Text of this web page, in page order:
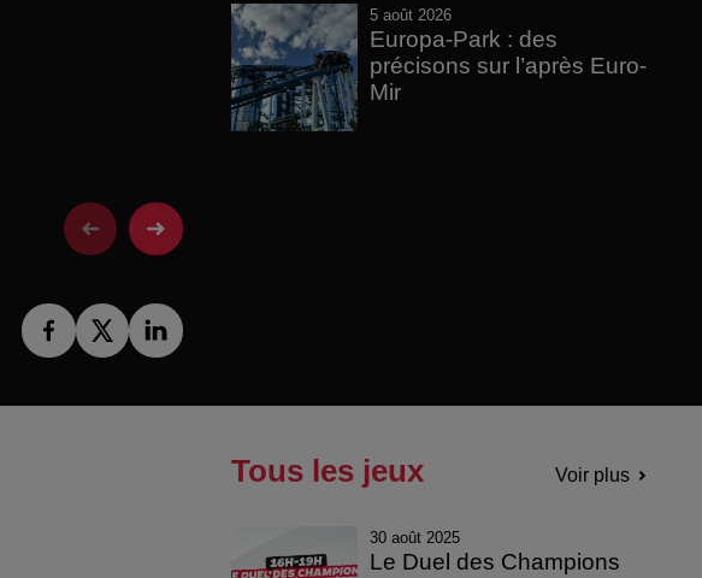
5 août 2026
Europa-Park : des
précisons sur l’après Euro-
Mir
Tous les jeux Voir plus
30 août 2025
Le Duel des Champions